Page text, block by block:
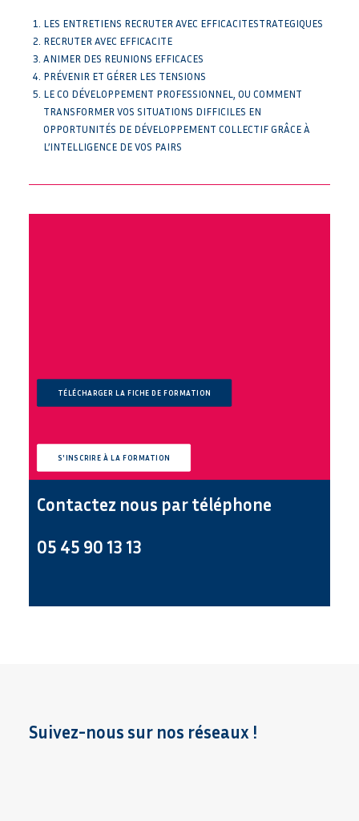
LES ENTRETIENS RECRUTER AVEC EFFICACITESTRATEGIQUES
RECRUTER AVEC EFFICACITE
ANIMER DES REUNIONS EFFICACES
PRÉVENIR ET GÉRER LES TENSIONS
LE CO DÉVELOPPEMENT PROFESSIONNEL, OU COMMENT
TRANSFORMER VOS SITUATIONS DIFFICILES EN
OPPORTUNITÉS DE DÉVELOPPEMENT COLLECTIF GRÂCE À
L’INTELLIGENCE DE VOS PAIRS
TÉLÉCHARGER LA FICHE DE FORMATION
S'INSCRIRE À LA FORMATION
Contactez nous par téléphone
05 45 90 13 13
Suivez-nous sur nos réseaux !